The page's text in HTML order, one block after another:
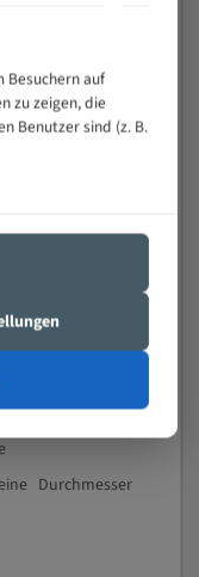
Durchmesser
Besuchern auf
zu zeigen, die
Benutzer sind (z. B.